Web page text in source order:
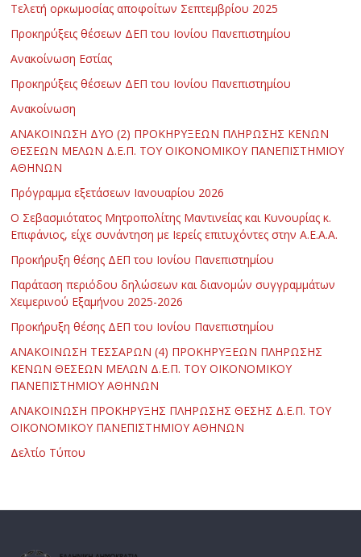
Τελετή ορκωμοσίας αποφοίτων Σεπτεμβρίου 2025
Προκηρύξεις θέσεων ΔΕΠ του Ιονίου Πανεπιστημίου
Ανακοίνωση Εστίας
Προκηρύξεις θέσεων ΔΕΠ του Ιονίου Πανεπιστημίου
Ανακοίνωση
ΑΝΑΚΟΙΝΩΣΗ ΔΥΟ (2) ΠΡΟΚΗΡΥΞΕΩΝ ΠΛΗΡΩΣΗΣ ΚΕΝΩΝ
ΘΕΣΕΩΝ ΜΕΛΩΝ Δ.Ε.Π. ΤΟΥ ΟΙΚΟΝΟΜΙΚΟΥ ΠΑΝΕΠΙΣΤΗΜΙΟΥ
ΑΘΗΝΩΝ
Πρόγραμμα εξετάσεων Ιανουαρίου 2026
Ο Σεβασμιότατος Μητροπολίτης Μαντινείας και Κυνουρίας κ.
Επιφάνιος, είχε συνάντηση με Ιερείς επιτυχόντες στην Α.Ε.Α.Α.
Προκήρυξη θέσης ΔΕΠ του Ιονίου Πανεπιστημίου
Παράταση περιόδου δηλώσεων και διανομών συγγραμμάτων
Χειμερινού Εξαμήνου 2025-2026
Προκήρυξη θέσης ΔΕΠ του Ιονίου Πανεπιστημίου
ΑΝΑΚΟΙΝΩΣΗ ΤΕΣΣΑΡΩΝ (4) ΠΡΟΚΗΡΥΞΕΩΝ ΠΛΗΡΩΣΗΣ
ΚΕΝΩΝ ΘΕΣΕΩΝ ΜΕΛΩΝ Δ.Ε.Π. ΤΟΥ ΟΙΚΟΝΟΜΙΚΟΥ
ΠΑΝΕΠΙΣΤΗΜΙΟΥ ΑΘΗΝΩΝ
ΑΝΑΚΟΙΝΩΣΗ ΠΡΟΚΗΡΥΞΗΣ ΠΛΗΡΩΣΗΣ ΘΕΣΗΣ Δ.Ε.Π. ΤΟΥ
ΟΙΚΟΝΟΜΙΚΟΥ ΠΑΝΕΠΙΣΤΗΜΙΟΥ ΑΘΗΝΩΝ
Δελτίο Τύπου